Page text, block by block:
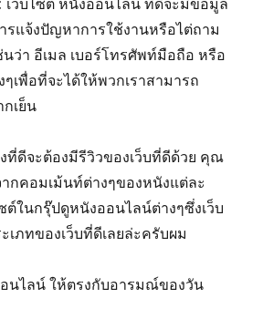
ว็บไซต์ หนังออนไลน์ ที่ดีจะมีข้อมูล
รแจ้งปัญหาการใช้งานหรือไต่ถาม
ว่า อีเมล เบอร์โทรศัพท์มือถือ หรือ
เพื่อที่จะได้ให้พวกเราสามารถ
เย็น
ที่ดีจะต้องมีรีวิวของเว็บที่ดีด้วย คุณ
ากคอมเม้นท์ต่างๆของหนังแต่ละ
ซต์ในกรุ๊ปดูหนังออนไลน์ต่างๆซึ่งเว็บ
เภทของเว็บที่ดีเลยล่ะครับผม
นไลน์ ให้ตรงกับอารมณ์ของวัน